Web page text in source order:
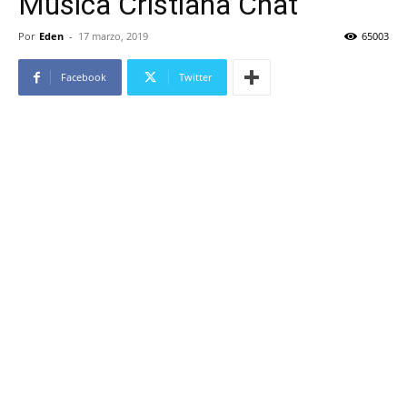
Por Eden - 17 marzo, 2019 65003
Facebook Twitter